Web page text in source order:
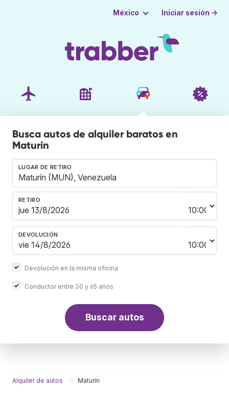
México Iniciar sesión →
Busca autos de alquiler baratos en
Maturín
LUGAR DE RETIRO
RETIRO
DEVOLUCIÓN
Devolución en la misma oficina
Conductor entre 30 y 65 años
Buscar autos
Alquiler de autos Maturín